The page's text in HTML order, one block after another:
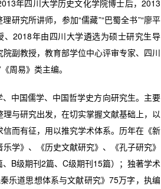
年四川大学历史文化学院博士后，2013
研究所讲师，参加“儒藏”“巴蜀全书”“廖平
、2018年由四川大学遴选为硕士研究生导
副教授，教育部学位中心评审专家、四川
周易》类主编。
中国儒学、中国哲学史方向研究生。主要
与研究出发，在切实掌握文献基础上，以
而有征，用以推究学术体系。历年在《新
学》、《历史文献研究》、《孔子研究》
B级期刊2篇、C级期刊15篇）；独著学术
乐道思想体系与文献研究》75万字，执编